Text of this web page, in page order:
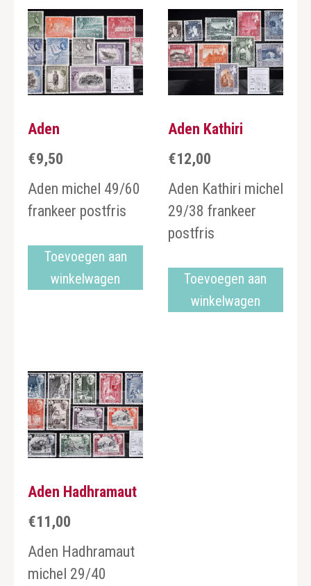
Aden
€9,50
Aden michel 49/60
frankeer postfris
Toevoegen aan
winkelwagen
Aden Kathiri
€12,00
Aden Kathiri michel
29/38 frankeer
postfris
Toevoegen aan
winkelwagen
Aden Hadhramaut
€11,00
Aden Hadhramaut
michel 29/40